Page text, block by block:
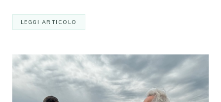
LEGGI ARTICOLO